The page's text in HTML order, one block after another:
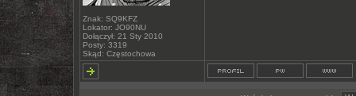
Znak: SQ9KFZ
Lokator: JO90NU
Dołączył: 21 Sty 2010
Posty: 3319
Skąd: Częstochowa